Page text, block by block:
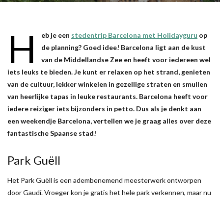
H eb je een stedentrip Barcelona met Holidayguru op
de planning? Goed idee! Barcelona ligt aan de kust
van de Middellandse Zee en heeft voor iedereen wel
iets leuks te bieden. Je kunt er relaxen op het strand, genieten
van de cultuur, lekker winkelen in gezellige straten en smullen
van heerlijke tapas in leuke restaurants. Barcelona heeft voor
iedere reiziger iets bijzonders in petto. Dus als je denkt aan
een weekendje Barcelona, vertellen we je graag alles over deze
fantastische Spaanse stad!
Park Guëll
Het Park Guëll is een adembenemend meesterwerk ontworpen
door Gaudí. Vroeger kon je gratis het hele park verkennen, maar nu